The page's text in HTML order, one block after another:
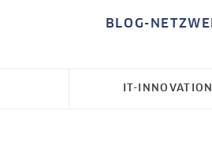
BLOG-
IT-INNOVATION